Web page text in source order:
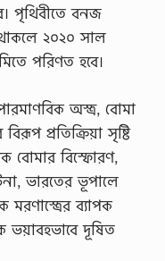
পৃথিবীতে বনজ
২০২০ সাল
পরিণত হবে।
অস্ত্র, বোমা
প্রতিক্রিয়া সৃষ্টি
বোমার বিস্ফোরণ,
ভারতের ভূপালে
ব্যাপক
ভয়াবহভাবে দূষিত